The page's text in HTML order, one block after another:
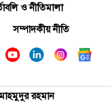
ও নীতিমালা
সম্পাদকীয় নীতি
রহমান